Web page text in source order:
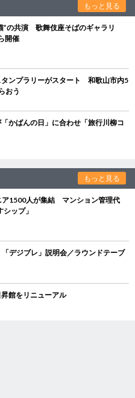
もっと見る
”の共演 歌舞伎座そばのギャラリ
開催
ンプラリーがスタート 和歌山市内5
おう
かばんの日」に合わせ「旅行川柳コ
もっと見る
ア1500人が集結 マンション管理代
ップ」
デジブレ」説明会／ラウンドテーブ
館をリニューアル